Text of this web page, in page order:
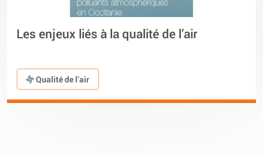
Les enjeux liés à la qualité de l’air
Qualité de l’air